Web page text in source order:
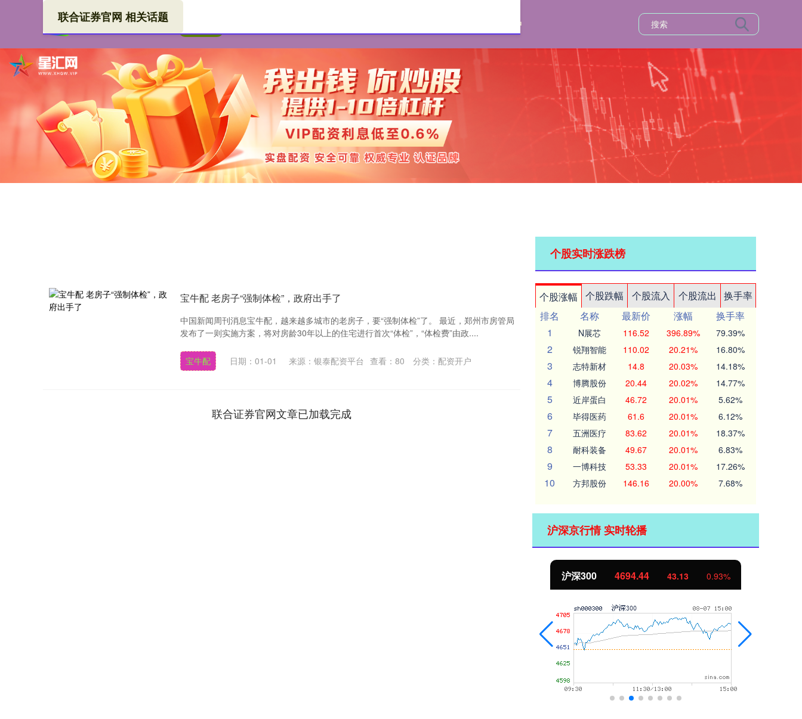
实盘配资开户
联合证券官网 相关话题
宝牛配 老房子“强制体检”，政府出手了
中国新闻周刊消息宝牛配，越来越多城市的老房子，要“强制体检”了。 最近，郑州市房管局
发布了一则实施方案，将对房龄30年以上的住宅进行首次“体检”，“体检费”由政....
宝牛配 日期：01-01 来源：银泰配资平台 查看： 80 分类： 配资开户
联合证券官网文章已加载完成
个股实时涨跌榜
个股涨幅 个股跌幅 个股流入 个股流出
换手率
排名
名称 最新价 涨幅
换手率
1
N展芯 116.52 396.89% 79.39%
2 锐翔智能 110.02 20.21% 16.80%
3 志特新材 14.8 20.03% 14.18%
4 博腾股份 20.44 20.02% 14.77%
5 近岸蛋白 46.72 20.01% 5.62%
6 毕得医药 61.6 20.01% 6.12%
7 五洲医疗 83.62 20.01% 18.37%
8 耐科装备 49.67 20.01% 6.83%
9 一博科技 53.33 20.01% 17.26%
10 方邦股份 146.16 20.00% 7.68%
沪深京行情 实时轮播
北证50 1134.24 11.37 1.01%